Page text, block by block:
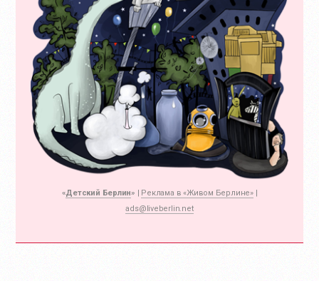
«Детский Берлин» Реклама в «Живом Берлине»|
ads@liveberlin.net